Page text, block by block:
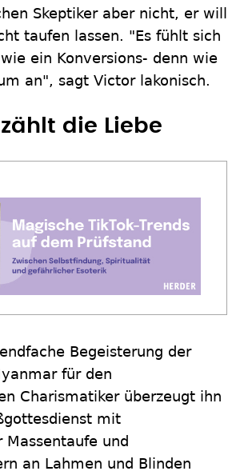
Skeptiker aber nicht, er will
taufen lassen. "Es fühlt sich
ein Konversions- denn wie
an", sagt Victor lakonisch.
die Liebe
Begeisterung der
für den
Charismatiker überzeugt ihn
mit
Massentaufe und
an Lahmen und Blinden